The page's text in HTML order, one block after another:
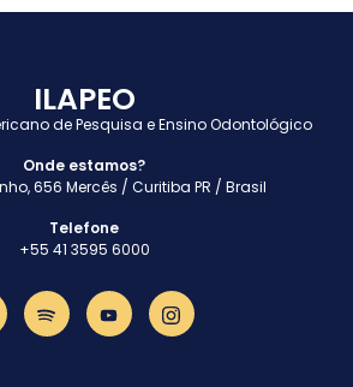
ILAPEO
de Pesquisa e Ensino Odontológico
Onde estamos?
656 Mercês / Curitiba PR / Brasil
Telefone
+55 41 3595 6000